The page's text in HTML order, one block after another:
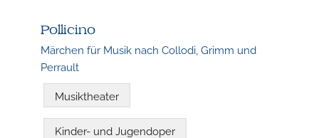
Pollicino
Märchen für Musik nach Collodi, Grimm und
Perrault
Musiktheater
Kinder- und Jugendoper